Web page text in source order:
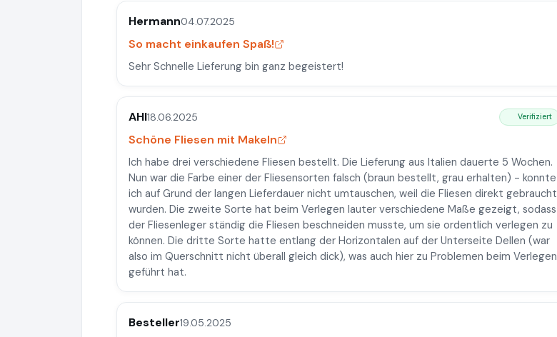
Hermann04.07.2025
So macht einkaufen Spaß!
Sehr Schnelle Lieferung bin ganz begeistert!
AHI18.06.2025 Verifiziert
Schöne Fliesen mit Makeln
Ich habe drei verschiedene Fliesen bestellt. Die Lieferung aus Italien dauerte 5 Wochen.
Nun war die Farbe einer der Fliesensorten falsch (braun bestellt, grau erhalten) - konnte
ich auf Grund der langen Lieferdauer nicht umtauschen, weil die Fliesen direkt gebraucht
wurden. Die zweite Sorte hat beim Verlegen lauter verschiedene Maße gezeigt, sodass
der Fliesenleger ständig die Fliesen beschneiden musste, um sie ordentlich verlegen zu
können. Die dritte Sorte hatte entlang der Horizontalen auf der Unterseite Dellen (war
also im Querschnitt nicht überall gleich dick), was auch hier zu Problemen beim Verlegen
geführt hat.
Besteller19.05.2025